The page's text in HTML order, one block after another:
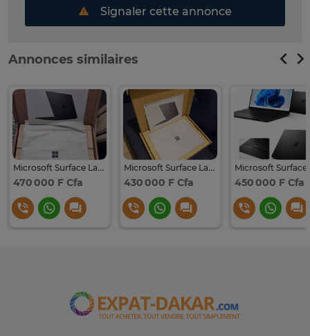
Signaler cette annonce
Annonces similaires
Microsoft Surface Laptop 4 de 11th génération
470 000 F Cfa
Microsoft Surface Laptop 4 Rayzen 5 pro de 11th génération
430 000 F Cfa 450 000 F Cfa